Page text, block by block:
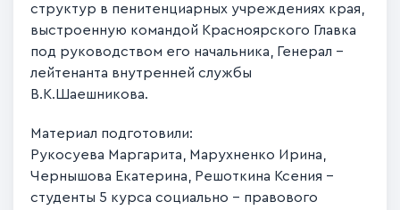
структур в пенитенциарных учреждениях края,
выстроенную командой Красноярского Главка
под руководством его начальника, Генерал –
лейтенанта внутренней службы
В.К.Шаешникова.
Материал подготовили:
Рукосуева Маргарита, Марухненко Ирина,
Чернышова Екатерина, Решоткина Ксения –
студенты 5 курса социально - правового